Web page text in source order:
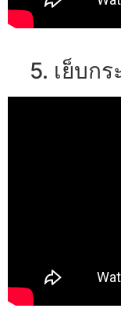
5. เย็บก